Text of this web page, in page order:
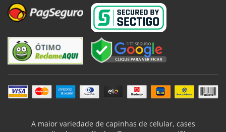
A maior variedade de capinhas de celular, cases